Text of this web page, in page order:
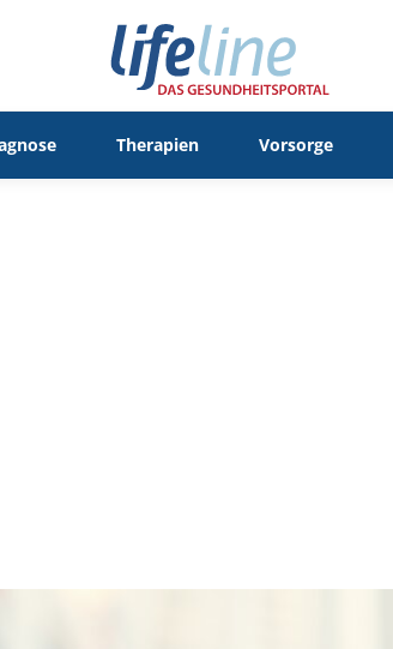
Therapien Vorsorge